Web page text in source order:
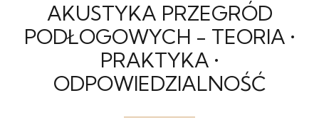
AKUSTYKA PRZEGRÓD
PODŁOGOWYCH - TEORIA •
PRAKTYKA •
ODPOWIEDZIALNOŚĆ